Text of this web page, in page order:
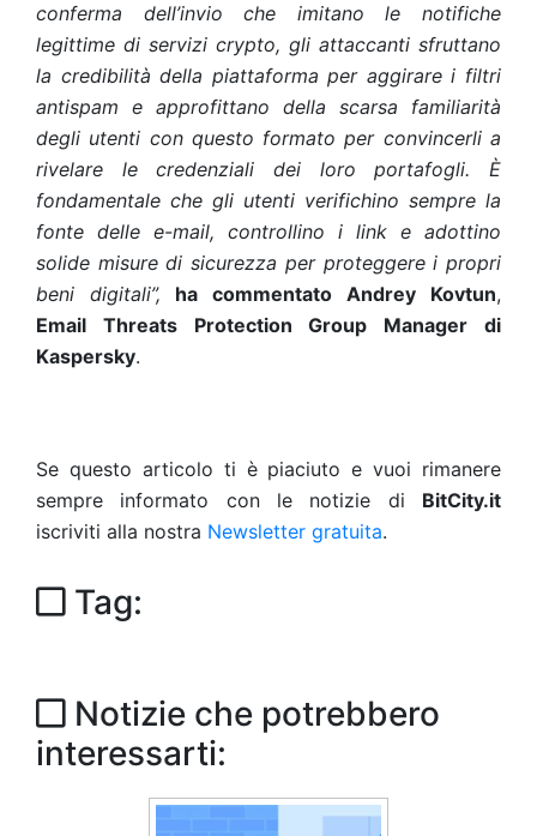
conferma dell’invio che imitano le notifiche
legittime di servizi crypto, gli attaccanti sfruttano
la credibilità della piattaforma per aggirare i filtri
antispam e approfittano della scarsa familiarità
degli utenti con questo formato per convincerli a
rivelare le credenziali dei loro portafogli. È
fondamentale che gli utenti verifichino sempre la
fonte delle e-mail, controllino i link e adottino
solide misure di sicurezza per proteggere i propri
beni digitali”,
ha commentato Andrey Kovtun,
Email Threats Protection Group Manager di
Kaspersky.
Se questo articolo ti è piaciuto e vuoi rimanere
sempre informato con le notizie di BitCity.it
iscriviti alla nostra Newsletter gratuita.
Tag:
Notizie che potrebbero
interessarti: